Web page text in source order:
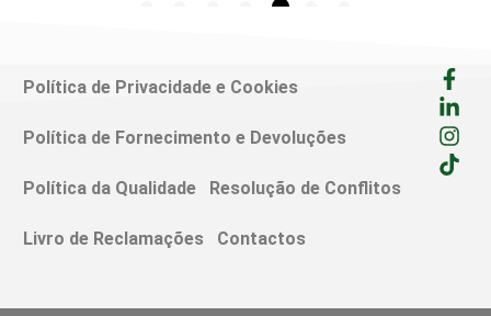
Política de Privacidade e Cookies
Política de Fornecimento e Devoluções
Política da Qualidade Resolução de Conflitos
Livro de Reclamações Contactos